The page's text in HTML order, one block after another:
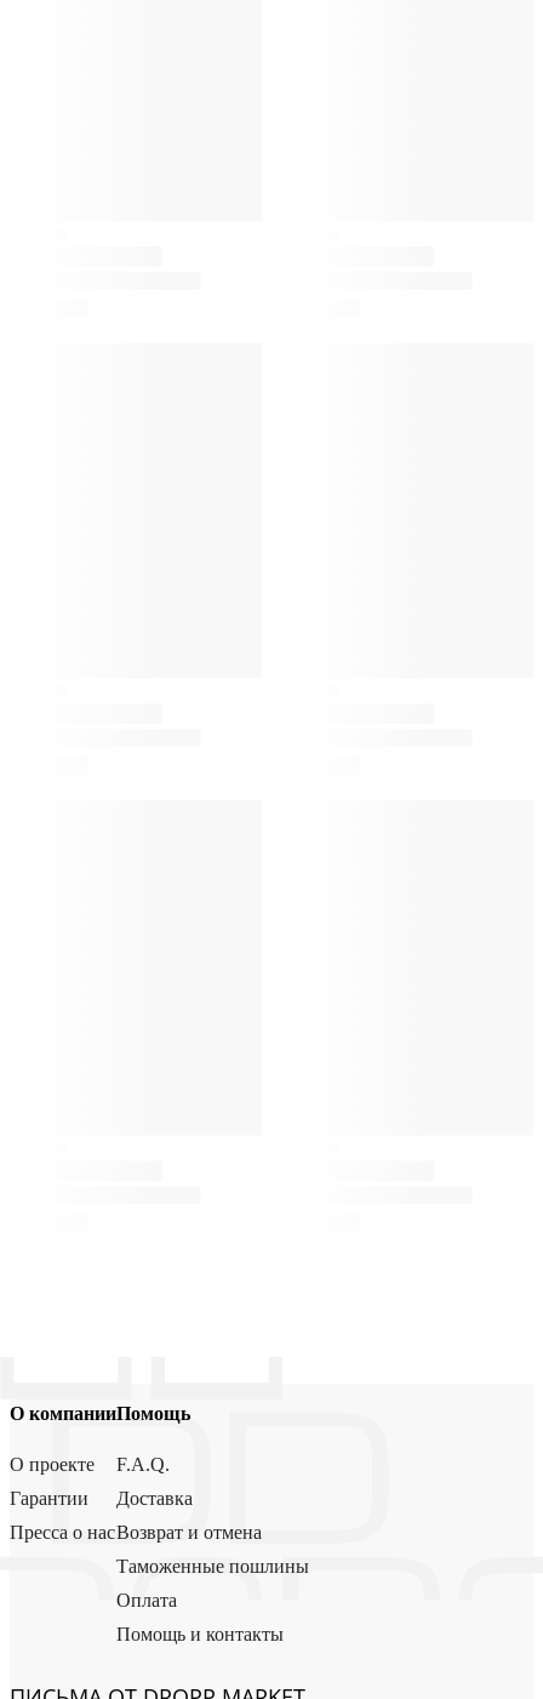
О компании
О проекте
Гарантии
Пресса о нас
Помощь
F.A.Q.
Доставка
Возврат и отмена
Таможенные пошлины
Оплата
Помощь и контакты